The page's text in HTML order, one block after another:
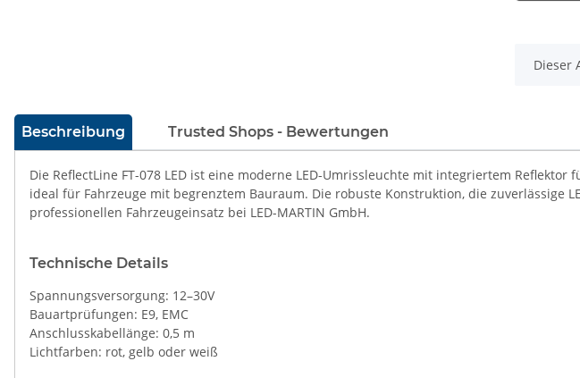
x
Dieser
weitere Registerkarten anzeigen
Beschreibung Trusted Shops - Bewertungen
Die ReflectLine FT-078 LED ist eine moderne LED-Umrissleuchte mit integriertem
ideal für Fahrzeuge mit begrenztem Bauraum. Die robuste Konstruktion, die zuverlässige
professionellen Fahrzeugeinsatz bei LED-MARTIN GmbH.
Technische Details
Spannungsversorgung: 12–30V
Bauartprüfungen: E9, EMC
Anschlusskabellänge: 0,5 m
Lichtfarben: rot, gelb oder weiß